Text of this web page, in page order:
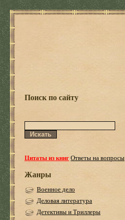
Поиск по сайту
Цитаты из книгОтветы на вопросы
Жанры
Военное дело
Деловая литература
Детективы и Триллеры